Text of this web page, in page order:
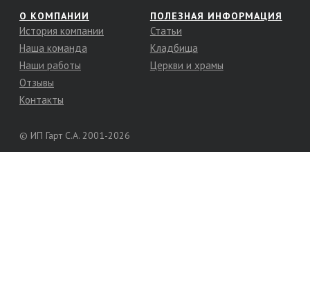
О КОМПАНИИ
История компании
Наша команда
Наши работы
Отзывы
Контакты
ПОЛЕЗНАЯ ИНФОРМАЦИЯ
Статьи
Кладбища
Церкви и храмы
© ИП Гарт С.А. 2001-2026